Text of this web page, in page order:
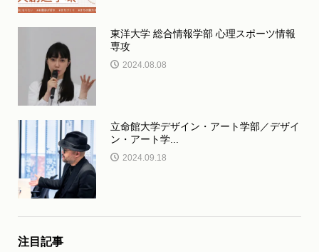
東洋大学 総合情報学部 心理スポーツ情報
専攻
2024.08.08
立命館大学デザイン・アート学部／デザイ
ン・アート学...
2024.09.18
注目記事